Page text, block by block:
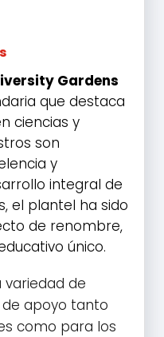
Gardens
que destaca
ciencias y
son
y
integral de
el plantel ha sido
de renombre,
único.
de
apoyo tanto
como para los